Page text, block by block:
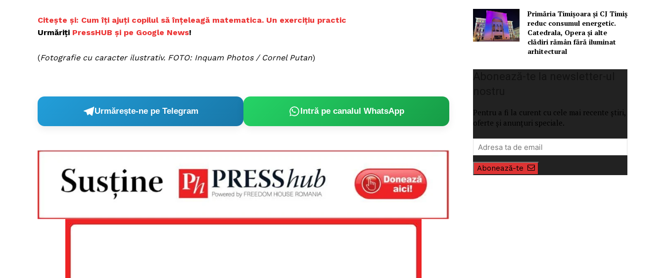
Citește și: Cum îți ajuți copilul să înțeleagă matematica. Un exercițiu practic
Urmăriți PressHUB și pe Google News!
(Fotografie cu caracter ilustrativ. FOTO: Inquam Photos / Cornel Putan)
Urmărește-ne pe Telegram Intră pe canalul WhatsApp
Primăria Timișoara şi CJ Timiș
reduc consumul energetic.
Catedrala, Opera şi alte
clădiri rămân fără iluminat
arhitectural
Pentru a fi la curent cu cele mai recente știri,
oferte și anunțuri speciale.
Abonează-te